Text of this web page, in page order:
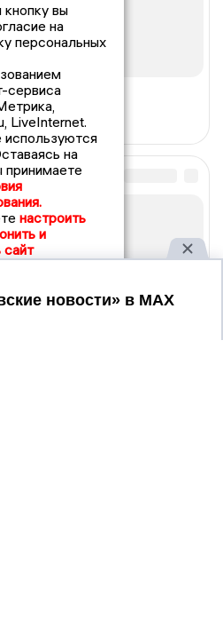
вы
на
персональных
сервиса
LiveInternet.
используются
на
принимаете
настроить
и
сайт